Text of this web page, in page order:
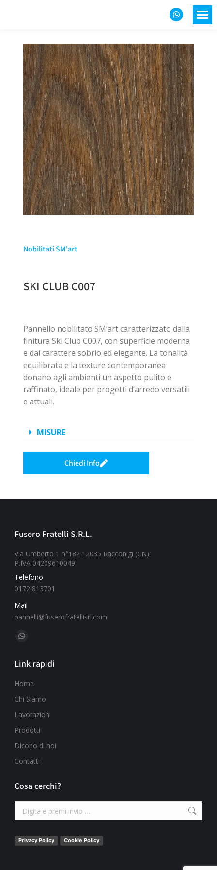
Nobilitati SM'art
SKI CLUB C007
Pannello nobilitato SM’art caratterizzato dalla
finitura Ski Club C007, con superficie moderna
e dal carattere sobrio ed elegante. La tonalità
equilibrata e la texture contemporanea
donano agli ambienti un aspetto pulito e
raffinato, ideale per progetti d’arredo versatili
e attuali.
MISURE
Chiedi Info
Fusero Fratelli S.R.L.
Via Umberto 1 n°182 12035 Racconigi (CN)
P.IVA 04209610049
Telefono
0172 813701
Mail
pannelli@fuserofratellisrl.com
Ci puoi trovare su:
Link rapidi
Home
Chi Siamo
Lavorazioni
Prodotti
Dicono di noi
Contatti
Cosa cerchi?
Privacy Policy Cookie Policy